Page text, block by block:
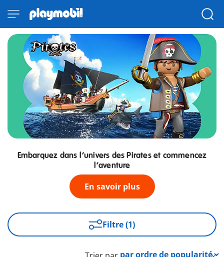
Embarquez dans l’univers des Pirates et commencez
l’aventure
En savoir plus
Filtre (1)